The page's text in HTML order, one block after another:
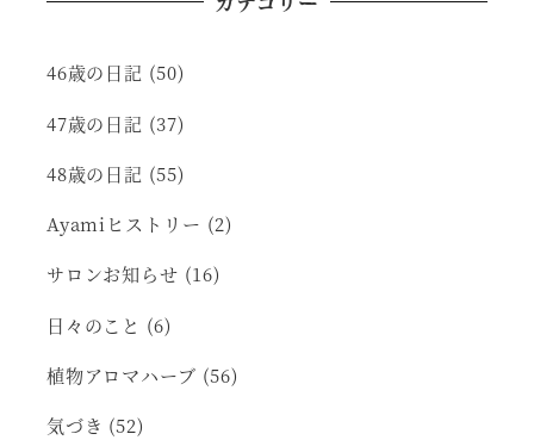
46歳の日記 (50)
47歳の日記 (37)
48歳の日記 (55)
Ayamiヒストリー (2)
サロンお知らせ (16)
日々のこと (6)
植物アロマハーブ (56)
気づき (52)